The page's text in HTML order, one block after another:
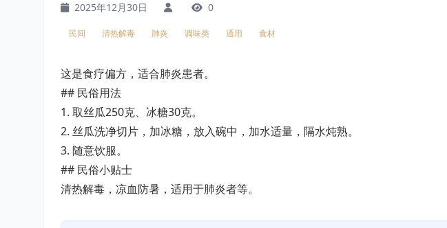
2025年12月30日 0
民间 清热解毒 肺炎 调味类 通用 食材
这是食疗偏方，适合肺炎患者。
## 民俗用法
1. 取丝瓜250克、冰糖30克。
2. 丝瓜洗净切片，加冰糖，放入碗中，加水适量，隔水炖熟。
3. 随意饮服。
## 民俗小贴士
清热解毒，凉血防暑，适用于肺炎者等。